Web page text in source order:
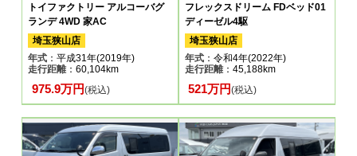
トイファクトリー アルコーバグ
ランデ 4WD 家AC
埼玉狭山店
年式 ：平成31年(2019年)
走行距離：60,104km
975.9万円(税込)
フレックスドリーム FDベッド01
ディーゼル4駆
埼玉狭山店
年式：令和4年(2022年)
走行距離：45,188km
521万円(税込)